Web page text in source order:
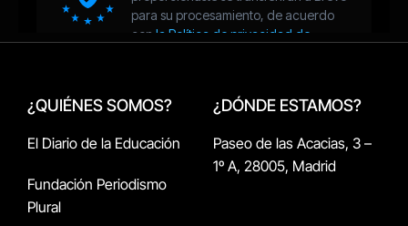
¿QUIÉNES SOMOS?
El Diario de la Educación
Fundación Periodismo
Plural
¿DÓNDE ESTAMOS?
Paseo de las Acacias, 3 –
1º A, 28005, Madrid